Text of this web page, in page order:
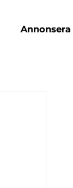
Annonsera